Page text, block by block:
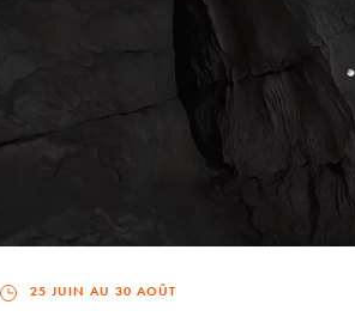
25 JUIN AU 30 AOÛT